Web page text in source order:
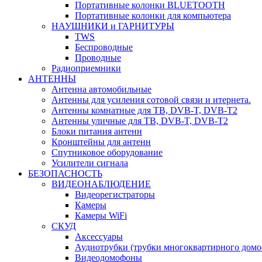
Портативные колонки BLUETOOTH
Портативные колонки для компьютера
НАУШНИКИ и ГАРНИТУРЫ
TWS
Беспроводные
Проводные
Радиоприемники
АНТЕННЫ
Антенна автомобильные
Антенны для усиления сотовой связи и итернета.
Антенны комнатные для ТВ, DVB-T, DVB-T2
Антенны уличные для ТВ, DVB-T, DVB-T2
Блоки питания антенн
Кронштейны для антенн
Спутниковое оборудование
Усилители сигнала
БЕЗОПАСНОСТЬ
ВИДЕОНАБЛЮДЕНИЕ
Видеорегистраторы
Камеры
Камеры WiFi
СКУД
Аксессуары
Аудиотрубки (трубки многоквартирного
Видеодомофоны